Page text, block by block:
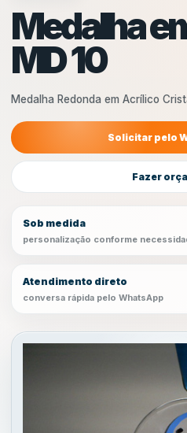
Medalha
MD 10
Medalha Redonda em Acrílico
Solicitar pelo
Fazer
Sob medida
personalização conforme
Atendimento direto
conversa rápida pelo WhatsApp